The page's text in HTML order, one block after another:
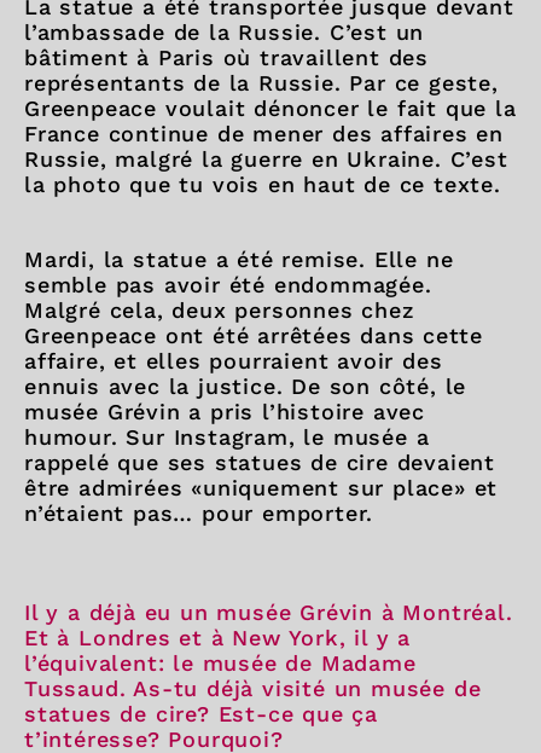
La statue a été transportée jusque devant
l’ambassade de la Russie. C’est un
bâtiment à Paris où travaillent des
représentants de la Russie. Par ce geste,
Greenpeace voulait dénoncer le fait que la
France continue de mener des affaires en
Russie, malgré la guerre en Ukraine. C’est
la photo que tu vois en haut de ce texte.
Mardi, la statue a été remise. Elle ne
semble pas avoir été endommagée.
Malgré cela, deux personnes chez
Greenpeace ont été arrêtées dans cette
affaire, et elles pourraient avoir des
ennuis avec la justice. De son côté, le
musée Grévin a pris l’histoire avec
humour. Sur Instagram, le musée a
rappelé que ses statues de cire devaient
être admirées «uniquement sur place» et
n’étaient pas… pour emporter.
Il y a déjà eu un musée Grévin à Montréal.
Et à Londres et à New York, il y a
l’équivalent: le musée de Madame
Tussaud. As-tu déjà visité un musée de
statues de cire? Est-ce que ça
t’intéresse? Pourquoi?